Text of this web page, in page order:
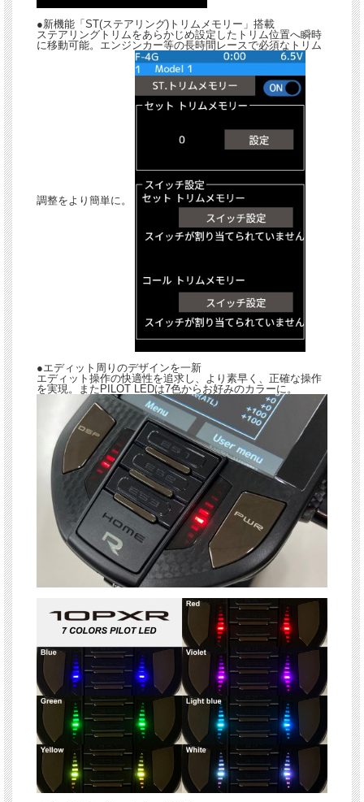
●新機能「ST(ステアリング)トリムメモリー」搭載
ステアリングトリムをあらかじめ設定したトリム位置へ瞬時
に移動可能。エンジンカー等の長時間レースで必須なトリム
調整をより簡単に。
●エディット周りのデザインを一新
エディット操作の快適性を追求し、より素早く、正確な操作
を実現。またPILOT LEDは7色からお好みのカラーに。